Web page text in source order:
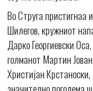
Во Струга пристигнаа
Шилегов, кружниот
Дарко Георгиевски
голманот Мартин
Христијан